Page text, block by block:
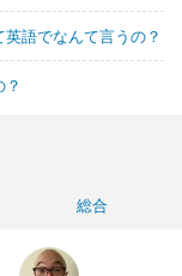
語でなんて言うの？
総合